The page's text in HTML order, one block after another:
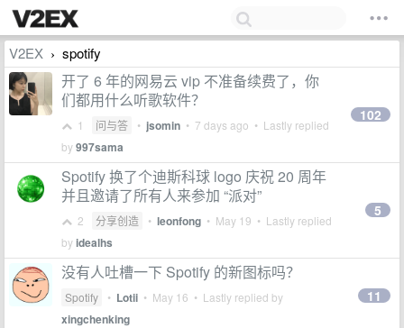
V2EX › spotify
开了 6 年的网易云 vip 不准备续费了，你
们都用什么听歌软件？
1 问与答 • jsomin • 7 days ago • Lastly replied
by997sama
102
Spotify 换了个迪斯科球 logo 庆祝 20 周年
并且邀请了所有人来参加 “派对”
2 分享创造 • leonfong • May 19 • Lastly replied
byidealhs
5
没有人吐槽一下 Spotify 的新图标吗？
Spotify • Lotii • May 16 • Lastly replied by
xingchenking
11